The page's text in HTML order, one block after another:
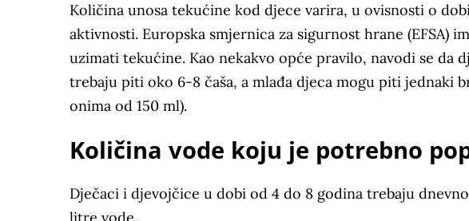
Količina unosa tekućine kod djece varira, u ovisnosti o
aktivnosti. Europska smjernica za sigurnost hrane (EFSA)
uzimati tekućine. Kao nekakvo opće pravilo, navodi se da
trebaju piti oko 6-8 čaša, a mlađa djeca mogu piti jednaki
onima od 150 ml).
Količina vode koju je potrebno
Dječaci i djevojčice u dobi od 4 do 8 godina trebaju